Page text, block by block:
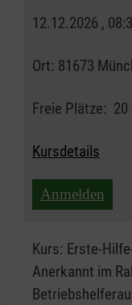
12.12.2026 ,
Ort: 81673
Freie Plätze: 20
Kursdetails
Anmelden
Kurs: Erste-
Anerkannt im